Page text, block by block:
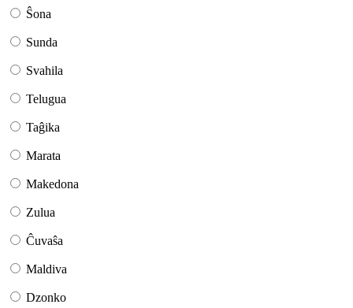
Ŝona
Sunda
Svahila
Telugua
Taĝika
Marata
Makedona
Zulua
Ĉuvaŝa
Maldiva
Dzonko